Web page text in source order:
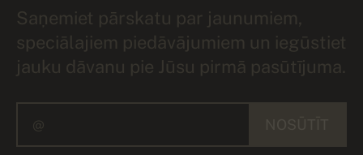
Saņemiet pārskatu par jaunumiem,
speciālajiem piedāvājumiem un iegūstiet
jauku dāvanu pie Jūsu pirmā pasūtījuma.